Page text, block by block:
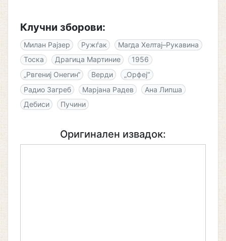
Клучни зборови:
Милан Рајзер Ружѓак
Магда Хелтај–Рукавина
Тоска
Драгица Мартиние
1956
„Рвгениј Онегин“
Верди
„Орфеј“
Радио Загреб
Марјана Радев
Ана Липша
Дебиси
Пучини
Оригинален извадок: